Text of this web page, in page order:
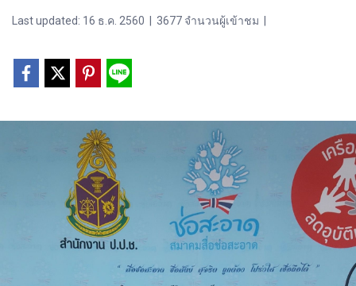
Last updated: 16 ธ.ค. 2560 3677 จำนวนผู้เข้าชม